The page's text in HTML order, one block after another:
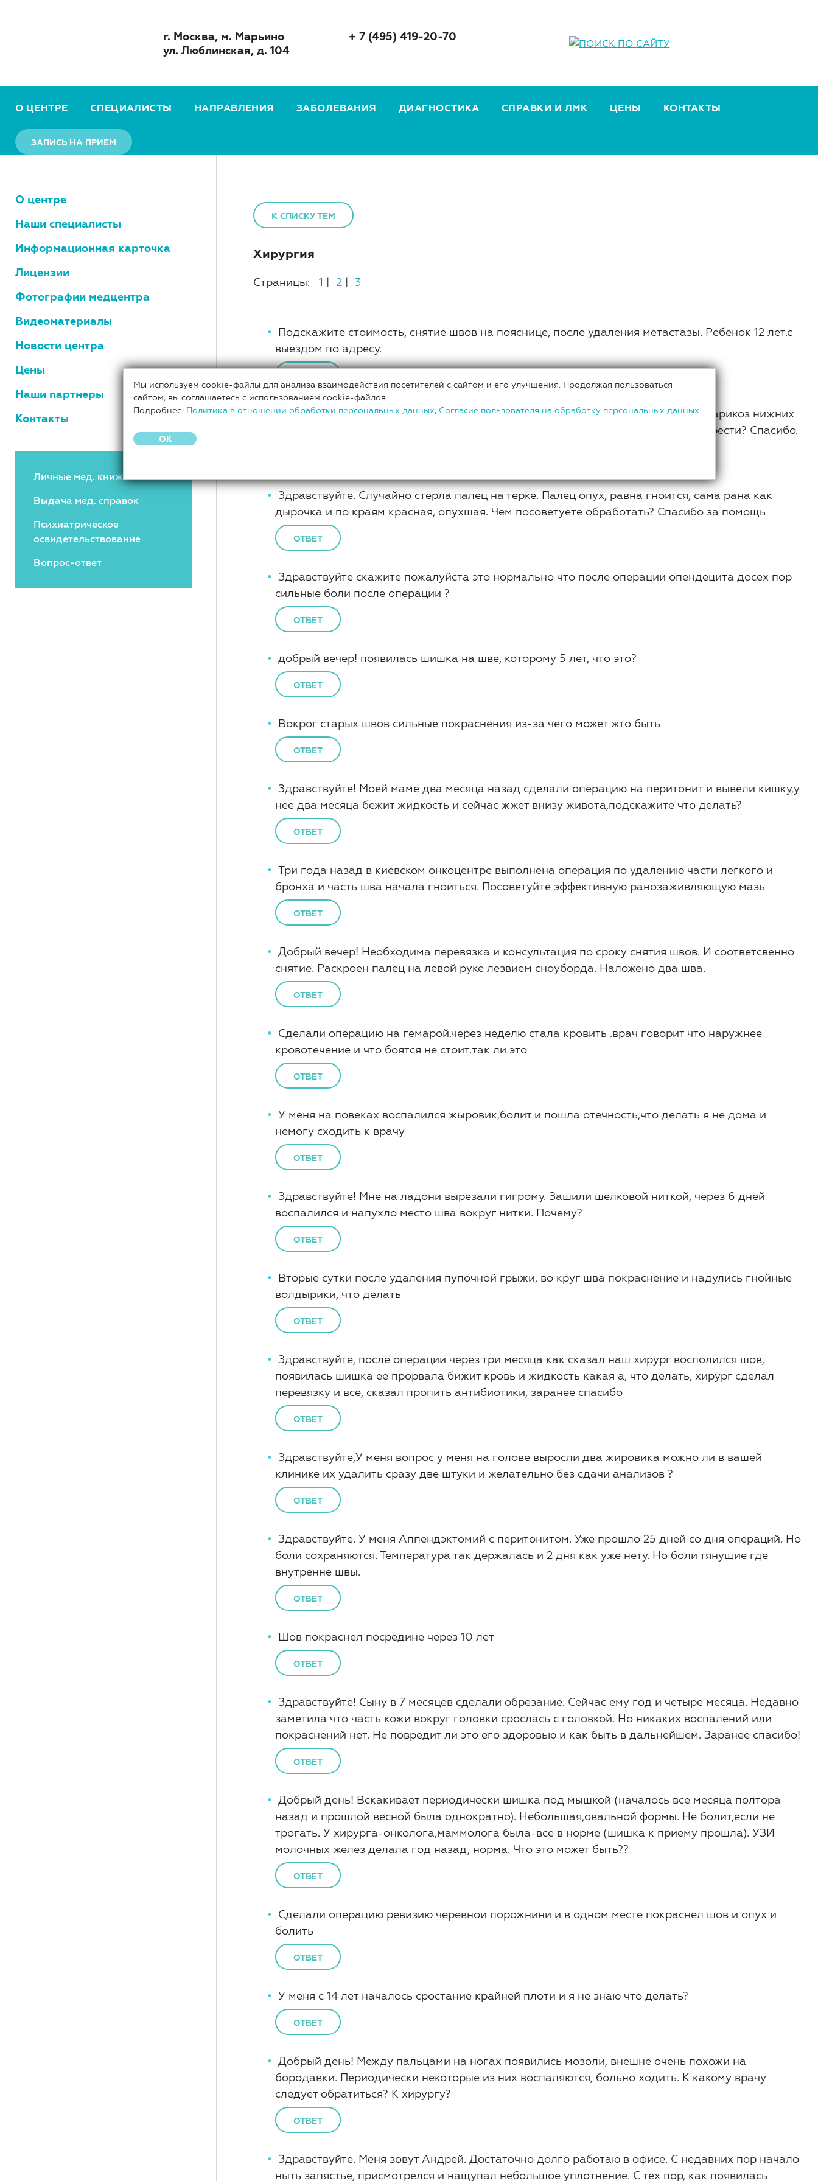
г. Москва, м. Марьино
ул. Люблинская, д. 104
+ 7 (495) 419-20-70
О ЦЕНТРЕ СПЕЦИАЛИСТЫ НАПРАВЛЕНИЯ ЗАБОЛЕВАНИЯ ДИАГНОСТИКА СПРАВКИ И ЛМК ЦЕНЫ КОНТАКТЫ
ЗАПИСЬ НА ПРИЕМ
О центре
Наши специалисты
Информационная карточка
Лицензии
Фотографии медцентра
Видеоматериалы
Новости центра
Цены
Наши партнеры
Контакты
Личные мед. книжки
Выдача мед. справок
Психиатрическое
освидетельствование
Вопрос-ответ
К СПИСКУ ТЕМ
Хирургия
Страницы: 1 | 2 | 3
Подскажите стоимость, снятие швов на пояснице, после удаления метастазы. Ребёнок 12 лет.с
выездом по адресу.
Добрый день! Мне предстоит операция, удаление миоматозных узлов, у меня варикоз нижних
конечностей. Операционные чулки какого класса компрессии мне нужно приобрести? Спасибо.
Здравствуйте. Случайно стёрла палец на терке. Палец опух, равна гноится, сама рана как
дырочка и по краям красная, опухшая. Чем посоветуете обработать? Спасибо за помощь
ОТВЕТ
Здравствуйте скажите пожалуйста это нормально что после операции опендецита досех пор
сильные боли после операции ?
ОТВЕТ
добрый вечер! появилась шишка на шве, которому 5 лет, что это?
ОТВЕТ
Вокрог старых швов сильные покраснения из-за чего может жто быть
ОТВЕТ
Здравствуйте! Моей маме два месяца назад сделали операцию на перитонит и вывели кишку,у
нее два месяца бежит жидкость и сейчас жжет внизу живота,подскажите что делать?
ОТВЕТ
Три года назад в киевском онкоцентре выполнена операция по удалению части легкого и
бронха и часть шва начала гноиться. Посоветуйте эффективную ранозаживляющую мазь
ОТВЕТ
Добрый вечер! Необходима перевязка и консультация по сроку снятия швов. И соответсвенно
снятие. Раскроен палец на левой руке лезвием сноуборда. Наложено два шва.
ОТВЕТ
Сделали операцию на гемарой.через неделю стала кровить .врач говорит что наружнее
кровотечение и что боятся не стоит.так ли это
ОТВЕТ
У меня на повеках воспалился жыровик,болит и пошла отечность,что делать я не дома и
немогу сходить к врачу
ОТВЕТ
Здравствуйте! Мне на ладони вырезали гигрому. Зашили шёлковой ниткой, через 6 дней
воспалился и напухло место шва вокруг нитки. Почему?
ОТВЕТ
Вторые сутки после удаления пупочной грыжи, во круг шва покраснение и надулись гнойные
волдырики, что делать
ОТВЕТ
Здравствуйте, после операции через три месяца как сказал наш хирург восполился шов,
появилась шишка ее прорвала бижит кровь и жидкость какая а, что делать, хирург сделал
перевязку и все, сказал пропить антибиотики, заранее спасибо
ОТВЕТ
Здравствуйте,У меня вопрос у меня на голове выросли два жировика можно ли в вашей
клинике их удалить сразу две штуки и желательно без сдачи анализов ?
ОТВЕТ
Здравствуйте. У меня Аппендэктомий с перитонитом. Уже прошло 25 дней со дня операций. Но
боли сохраняются. Температура так держалась и 2 дня как уже нету. Но боли тянущие где
внутренне швы.
ОТВЕТ
Шов покраснел посредине через 10 лет
ОТВЕТ
Здравствуйте! Сыну в 7 месяцев сделали обрезание. Сейчас ему год и четыре месяца. Недавно
заметила что часть кожи вокруг головки срослась с головкой. Но никаких воспалений или
покраснений нет. Не повредит ли это его здоровью и как быть в дальнейшем. Заранее спасибо!
ОТВЕТ
Добрый день! Вскакивает периодически шишка под мышкой (началось все месяца полтора
назад и прошлой весной была однократно). Небольшая,овальной формы. Не болит,если не
трогать. У хирурга-онколога,маммолога была-все в норме (шишка к приему прошла). УЗИ
молочных желез делала год назад, норма. Что это может быть??
ОТВЕТ
Сделали операцию ревизию черевнои порожнини и в одном месте покраснел шов и опух и
болить
ОТВЕТ
У меня с 14 лет началось сростание крайней плоти и я не знаю что делать?
ОТВЕТ
Добрый день! Между пальцами на ногах появились мозоли, внешне очень похожи на
бородавки. Периодически некоторые из них воспаляются, больно ходить. К какому врачу
следует обратиться? К хирургу?
ОТВЕТ
Здравствуйте. Меня зовут Андрей. Достаточно долго работаю в офисе. С недавних пор начало
ныть запястье, присмотрелся и нащупал небольшое уплотнение. С тех пор, как появилась
Мы используем cookie-файлы для анализа взаимодействия посетителей с сайтом и его улучшения. Продолжая пользоваться
сайтом, вы соглашаетесь с использованием cookie-файлов.
Подробнее: Политика в отношении обработки персональных данных, Согласие пользователя на обработку персональных данных
OK